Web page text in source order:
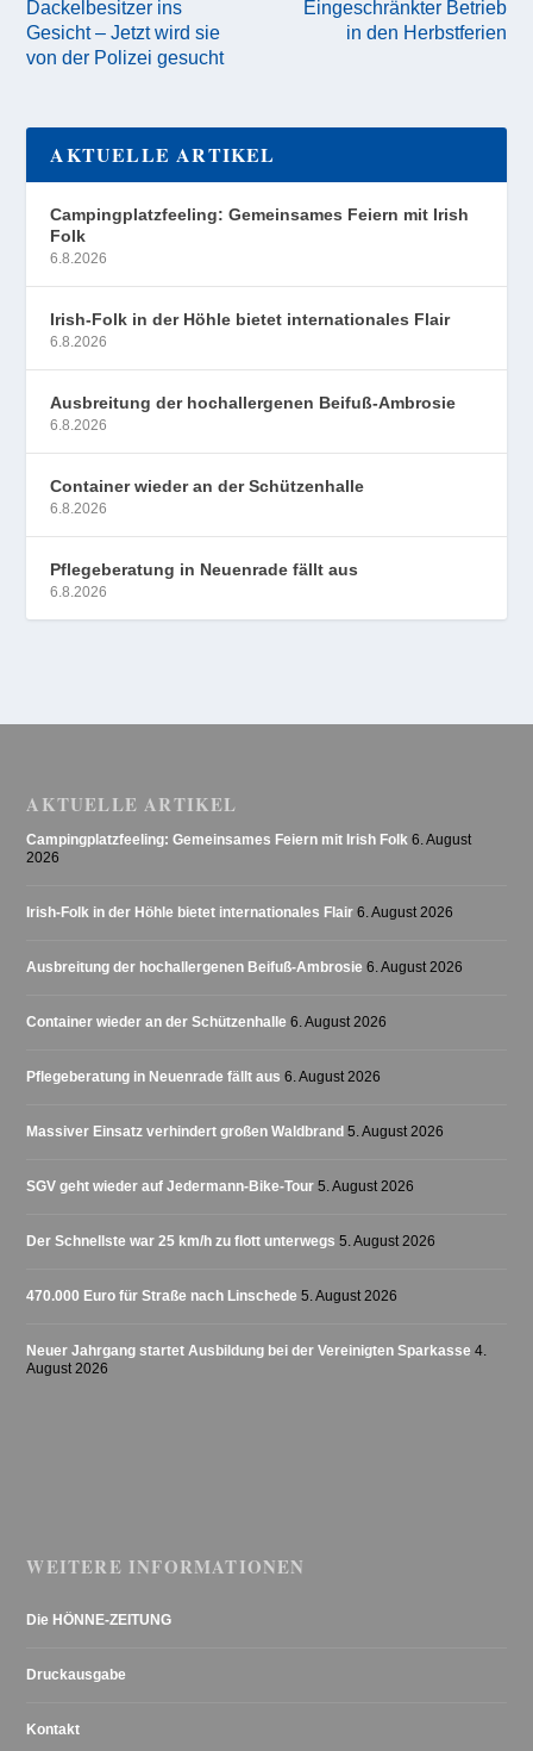
Dackelbesitzer ins
Gesicht – Jetzt wird sie
von der Polizei gesucht
Eingeschränkter Betrieb
in den Herbstferien
AKTUELLE ARTIKEL
Campingplatzfeeling: Gemeinsames Feiern mit Irish
Folk
6.8.2026
Irish-Folk in der Höhle bietet internationales Flair
6.8.2026
Ausbreitung der hochallergenen Beifuß-Ambrosie
6.8.2026
Container wieder an der Schützenhalle
6.8.2026
Pflegeberatung in Neuenrade fällt aus
6.8.2026
AKTUELLE ARTIKEL
Campingplatzfeeling: Gemeinsames Feiern mit Irish Folk 6. August
2026
Irish-Folk in der Höhle bietet internationales Flair 6. August 2026
Ausbreitung der hochallergenen Beifuß-Ambrosie 6. August 2026
Container wieder an der Schützenhalle 6. August 2026
Pflegeberatung in Neuenrade fällt aus 6. August 2026
Massiver Einsatz verhindert großen Waldbrand 5. August 2026
SGV geht wieder auf Jedermann-Bike-Tour 5. August 2026
Der Schnellste war 25 km/h zu flott unterwegs 5. August 2026
470.000 Euro für Straße nach Linschede 5. August 2026
Neuer Jahrgang startet Ausbildung bei der Vereinigten Sparkasse 4.
August 2026
WEITERE INFORMATIONEN
Die HÖNNE-ZEITUNG
Druckausgabe
Kontakt